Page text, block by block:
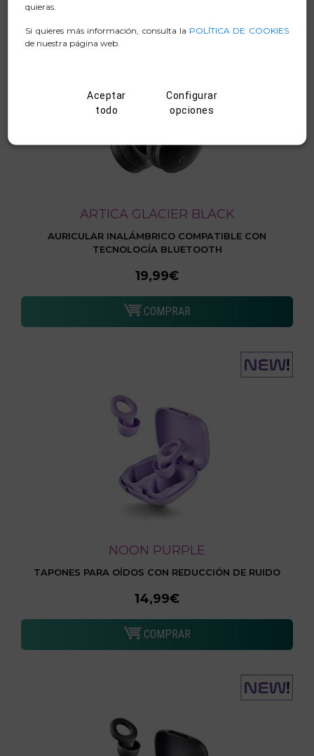
ARTICA GLACIER BLACK
AURICULAR INALÁMBRICO COMPATIBLE CON
TECNOLOGÍA BLUETOOTH
19,99€
COMPRAR
NOON PURPLE
TAPONES PARA OÍDOS CON REDUCCIÓN DE RUIDO
14,99€
COMPRAR
quieras.
Si quieres más información, consulta la POLÍTICA DE COOKIES
de nuestra página web.
Aceptar
todo
Configurar
opciones